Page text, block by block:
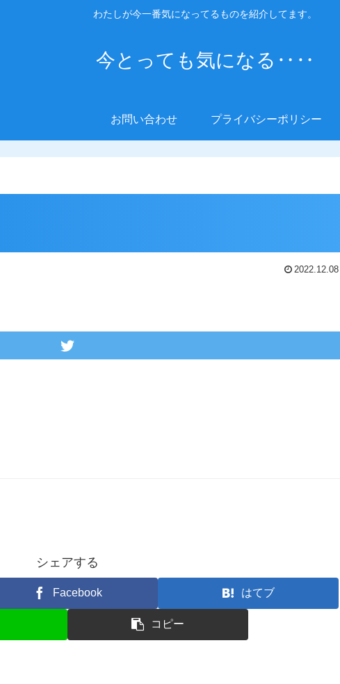
わたしが今一番気になってるものを紹介してます。
今とっても気になる‥‥
お問い合わせ プライバシーポリシー
2022.12.08
シェアする
Facebook はてブ
コピー